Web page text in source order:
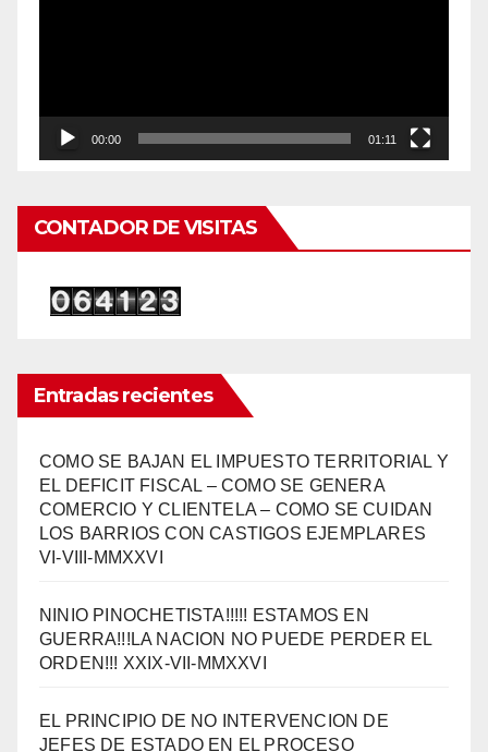
00:00 01:11
CONTADOR DE VISITAS
Entradas recientes
COMO SE BAJAN EL IMPUESTO TERRITORIAL Y
EL DEFICIT FISCAL – COMO SE GENERA
COMERCIO Y CLIENTELA – COMO SE CUIDAN
LOS BARRIOS CON CASTIGOS EJEMPLARES
VI-VIII-MMXXVI
NINIO PINOCHETISTA!!!!! ESTAMOS EN
GUERRA!!!LA NACION NO PUEDE PERDER EL
ORDEN!!! XXIX-VII-MMXXVI
EL PRINCIPIO DE NO INTERVENCION DE
JEFES DE ESTADO EN EL PROCESO